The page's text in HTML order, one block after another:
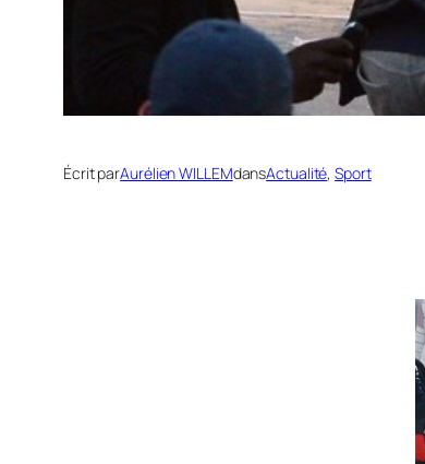
Écrit parAurélien WILLEMdansActualité, Sport